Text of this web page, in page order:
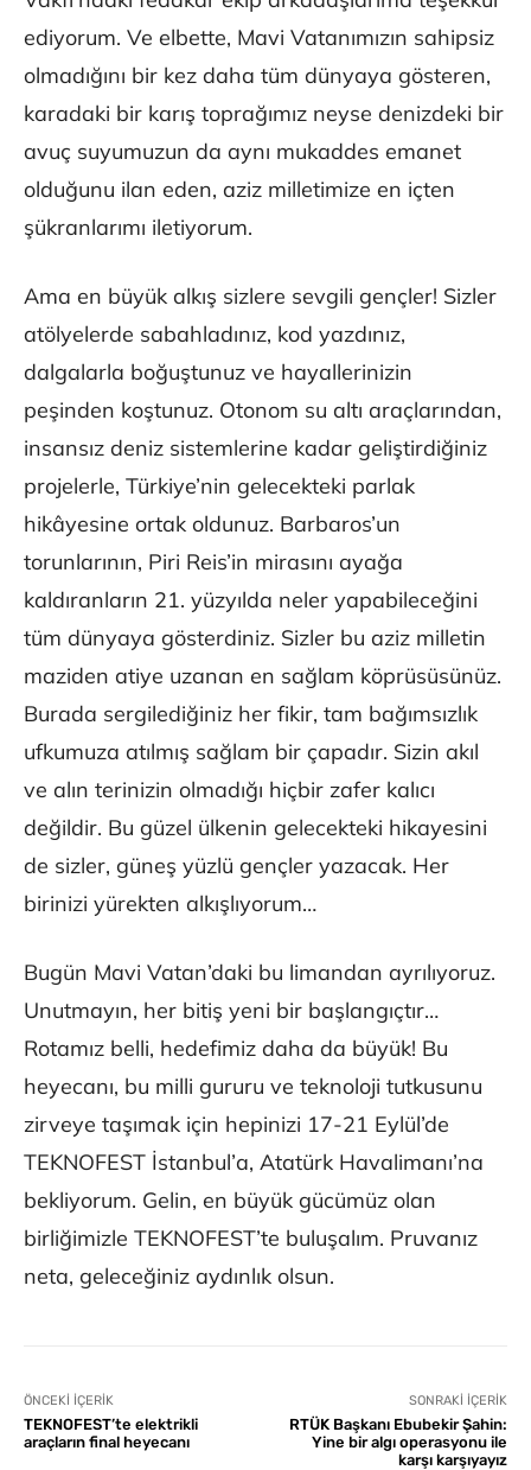
ediyorum. Ve elbette, Mavi Vatanımızın sahipsiz
olmadığını bir kez daha tüm dünyaya gösteren,
karadaki bir karış toprağımız neyse denizdeki bir
avuç suyumuzun da aynı mukaddes emanet
olduğunu ilan eden, aziz milletimize en içten
şükranlarımı iletiyorum.
Ama en büyük alkış sizlere sevgili gençler! Sizler
atölyelerde sabahladınız, kod yazdınız,
dalgalarla boğuştunuz ve hayallerinizin
peşinden koştunuz. Otonom su altı araçlarından,
insansız deniz sistemlerine kadar geliştirdiğiniz
projelerle, Türkiye’nin gelecekteki parlak
hikâyesine ortak oldunuz. Barbaros’un
torunlarının, Piri Reis’in mirasını ayağa
kaldıranların 21. yüzyılda neler yapabileceğini
tüm dünyaya gösterdiniz. Sizler bu aziz milletin
maziden atiye uzanan en sağlam köprüsüsünüz.
Burada sergilediğiniz her fikir, tam bağımsızlık
ufkumuza atılmış sağlam bir çapadır. Sizin akıl
ve alın terinizin olmadığı hiçbir zafer kalıcı
değildir. Bu güzel ülkenin gelecekteki hikayesini
de sizler, güneş yüzlü gençler yazacak. Her
birinizi yürekten alkışlıyorum…
Bugün Mavi Vatan’daki bu limandan ayrılıyoruz.
Unutmayın, her bitiş yeni bir başlangıçtır…
Rotamız belli, hedefimiz daha da büyük! Bu
heyecanı, bu milli gururu ve teknoloji tutkusunu
zirveye taşımak için hepinizi 17-21 Eylül’de
TEKNOFEST İstanbul’a, Atatürk Havalimanı’na
bekliyorum. Gelin, en büyük gücümüz olan
birliğimizle TEKNOFEST’te buluşalım. Pruvanız
neta, geleceğiniz aydınlık olsun.
ÖNCEKI İÇERIK
TEKNOFEST’te elektrikli
araçların final heyecanı
SONRAKI İÇERIK
RTÜK Başkanı Ebubekir Şahin:
Yine bir algı operasyonu ile
karşı karşıyayız